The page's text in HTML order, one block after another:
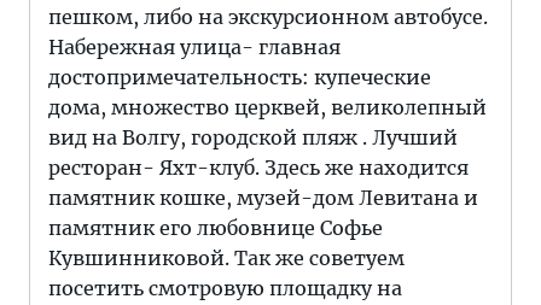
пешком, либо на экскурсионном автобусе.
Набережная улица- главная
достопримечательность: купеческие
дома, множество церквей, великолепный
вид на Волгу, городской пляж . Лучший
ресторан- Яхт-клуб. Здесь же находится
памятник кошке, музей-дом Левитана и
памятник его любовнице Софье
Кувшинниковой. Так же советуем
посетить смотровую площадку на